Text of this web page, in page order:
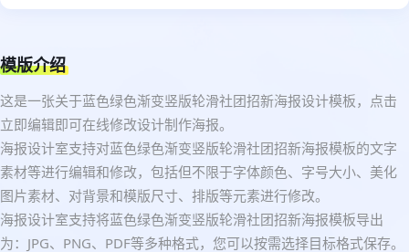
模版介绍
这是一张关于蓝色绿色渐变竖版轮滑社团招新海报设计模板，点击
立即编辑即可在线修改设计制作海报。
海报设计室支持对蓝色绿色渐变竖版轮滑社团招新海报模板的文字
素材等进行编辑和修改，包括但不限于字体颜色、字号大小、美化
图片素材、对背景和模版尺寸、排版等元素进行修改。
海报设计室支持将蓝色绿色渐变竖版轮滑社团招新海报模板导出
为：JPG、PNG、PDF等多种格式，您可以按需选择目标格式保存。